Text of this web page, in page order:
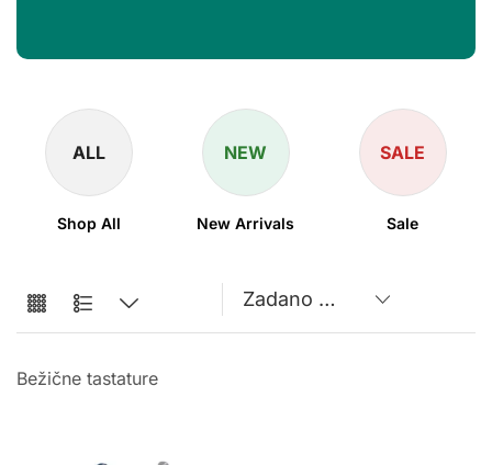
ALL
Shop All
NEW
New Arrivals
SALE
Sale
Bežične tastature